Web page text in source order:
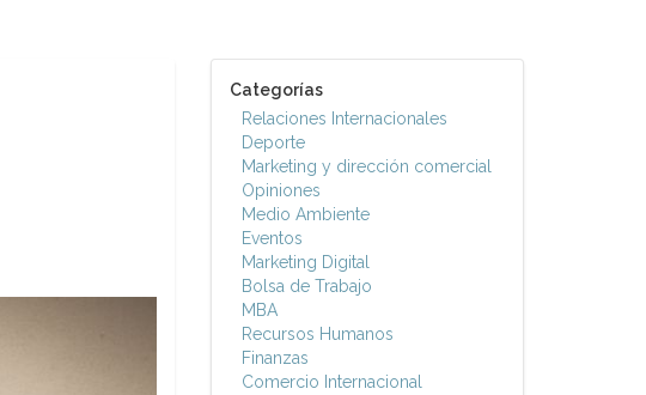
Categorías
Relaciones Internacionales
Deporte
Marketing y dirección comercial
Opiniones
Medio Ambiente
Eventos
Marketing Digital
Bolsa de Trabajo
MBA
Recursos Humanos
Finanzas
Comercio Internacional